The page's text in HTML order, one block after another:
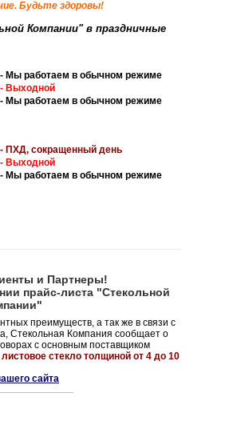
Будьте здоровы!
Компании" в праздничные
- Мы работаем в обычном режиме
- Выходной
- Мы работаем в обычном режиме
- ПХД, сокращенный день
- Выходной
- Мы работаем в обычном режиме
и Партнеры!
прайс-листа "Стекольной
преимуществ, а так же в связи с
Стекольная Компания сообщает о
с основным поставщиком
стекло толщиной от 4 до 10
сайта